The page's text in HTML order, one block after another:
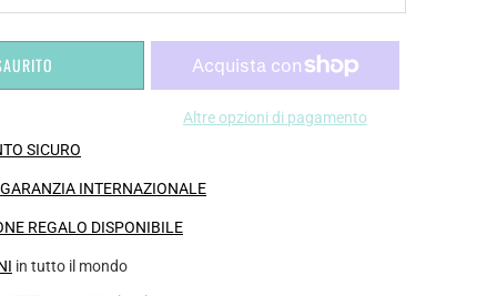
Altre opzioni di pagamento
SICURO
INTERNAZIONALE
REGALO DISPONIBILE
in tutto il mondo